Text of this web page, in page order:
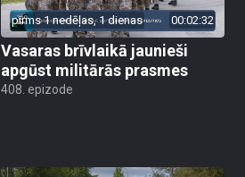
pirms 1 nedēļas, 1 dienas 00:02:32
Vasaras brīvlaikā jaunieši
apgūst militārās prasmes
408. epizode